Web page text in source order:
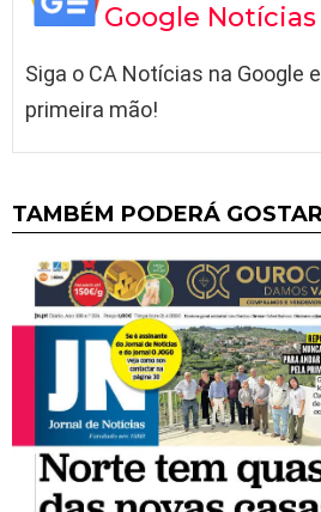
Google Notícias
Siga o CA Notícias na Google
primeira mão!
TAMBÉM PODERÁ GOSTAR